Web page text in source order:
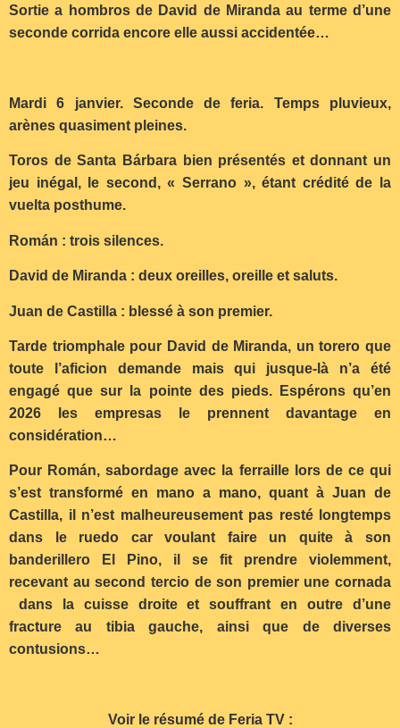
Sortie a hombros de David de Miranda au terme d’une
seconde corrida encore elle aussi accidentée…
Mardi 6 janvier. Seconde de feria. Temps pluvieux,
arènes quasiment pleines.
Toros de Santa Bárbara bien présentés et donnant un
jeu inégal, le second, « Serrano », étant crédité de la
vuelta posthume.
Román : trois silences.
David de Miranda : deux oreilles, oreille et saluts.
Juan de Castilla : blessé à son premier.
Tarde triomphale pour David de Miranda, un torero que
toute l’aficion demande mais qui jusque-là n’a été
engagé que sur la pointe des pieds. Espérons qu’en
2026 les empresas le prennent davantage en
considération…
Pour Román, sabordage avec la ferraille lors de ce qui
s’est transformé en mano a mano, quant à Juan de
Castilla, il n’est malheureusement pas resté longtemps
dans le ruedo car voulant faire un quite à son
banderillero El Pino, il se fit prendre violemment,
recevant au second tercio de son premier une cornada
dans la cuisse droite et souffrant en outre d’une
fracture au tibia gauche, ainsi que de diverses
contusions…
Voir le résumé de Feria TV :